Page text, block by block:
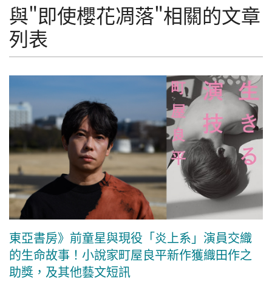
與"即使櫻花凋落"相關的文章
列表
東亞書房》前童星與現役「炎上系」演員交織
的生命故事！小說家町屋良平新作獲織田作之
助獎，及其他藝文短訊